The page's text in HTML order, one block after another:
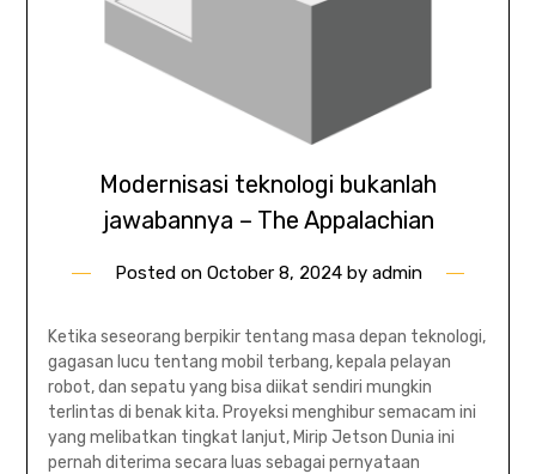
Modernisasi teknologi bukanlah
jawabannya – The Appalachian
Posted on October 8, 2024by admin
Ketika seseorang berpikir tentang masa depan teknologi,
gagasan lucu tentang mobil terbang, kepala pelayan
robot, dan sepatu yang bisa diikat sendiri mungkin
terlintas di benak kita. Proyeksi menghibur semacam ini
yang melibatkan tingkat lanjut, Mirip Jetson Dunia ini
pernah diterima secara luas sebagai pernyataan